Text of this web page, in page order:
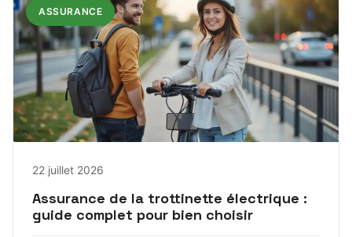
ASSURANCE
22 juillet 2026
Assurance de la trottinette électrique :
guide complet pour bien choisir